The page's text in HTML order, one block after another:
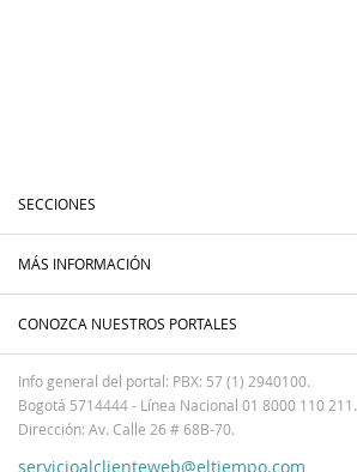
SECCIONES
MÁS INFORMACIÓN
CONOZCA NUESTROS PORTALES
Info general del portal: PBX: 57 (1) 2940100.
Bogotá 5714444 - Línea Nacional 01 8000 110 211.
Dirección: Av. Calle 26 # 68B-70.
servicioalclienteweb@eltiempo.com